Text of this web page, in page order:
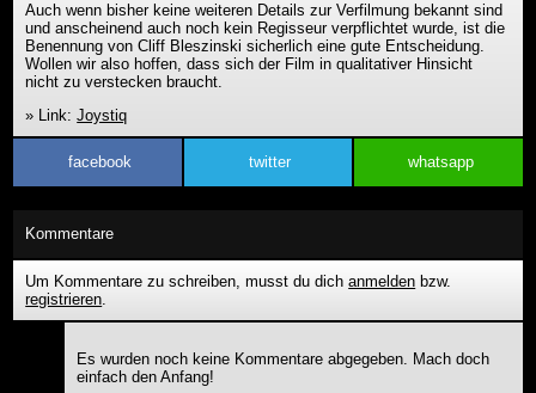
Auch wenn bisher keine weiteren Details zur Verfilmung bekannt sind
und anscheinend auch noch kein Regisseur verpflichtet wurde, ist die
Benennung von Cliff Bleszinski sicherlich eine gute Entscheidung.
Wollen wir also hoffen, dass sich der Film in qualitativer Hinsicht
nicht zu verstecken braucht.
» Link:Joystiq
facebook twitter whatsapp
Kommentare
Um Kommentare zu schreiben, musst du dichanmelden bzw.
registrieren
Es wurden noch keine Kommentare abgegeben. Mach doch
einfach den Anfang!